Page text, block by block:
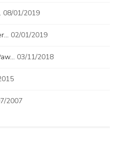
08/01/2019
02/01/2019
03/11/2018
2007